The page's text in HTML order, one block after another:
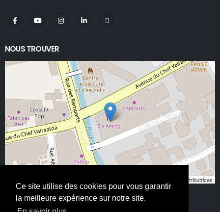
Ce site utilise des cookies pour vous garantir
la meilleure expérience sur notre site.
NOUS TROUVER
contributeurs/contributrices